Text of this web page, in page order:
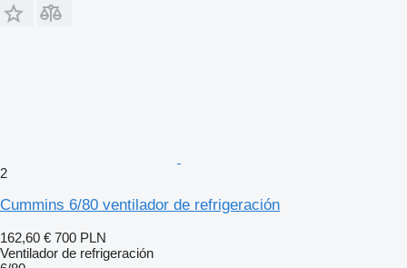
2
Cummins 6/80 ventilador de refrigeración
162,60 € 700 PLN
Ventilador de refrigeración